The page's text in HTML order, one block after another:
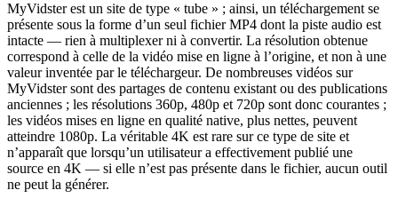
MyVidster est un site de type « tube » ; ainsi, un téléchargement se
présente sous la forme d’un seul fichier MP4 dont la piste audio est
intacte — rien à multiplexer ni à convertir. La résolution obtenue
correspond à celle de la vidéo mise en ligne à l’origine, et non à une
valeur inventée par le téléchargeur. De nombreuses vidéos sur
MyVidster sont des partages de contenu existant ou des publications
anciennes ; les résolutions 360p, 480p et 720p sont donc courantes ;
les vidéos mises en ligne en qualité native, plus nettes, peuvent
atteindre 1080p. La véritable 4K est rare sur ce type de site et
n’apparaît que lorsqu’un utilisateur a effectivement publié une
source en 4K — si elle n’est pas présente dans le fichier, aucun outil
ne peut la générer.